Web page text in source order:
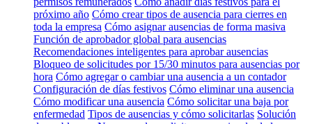
próximo año Cómo crear tipos de ausencia para cierres en
toda la empresa Cómo asignar ausencias de forma masiva
Función de aprobador global para ausencias
Recomendaciones inteligentes para aprobar ausencias
Bloqueo de solicitudes por 15/30 minutos para ausencias por
hora Cómo agregar o cambiar una ausencia a un contador
Configuración de días festivos Cómo eliminar una ausencia
Cómo modificar una ausencia Cómo solicitar una baja por
enfermedad Tipos de ausencias y cómo solicitarlas Solución